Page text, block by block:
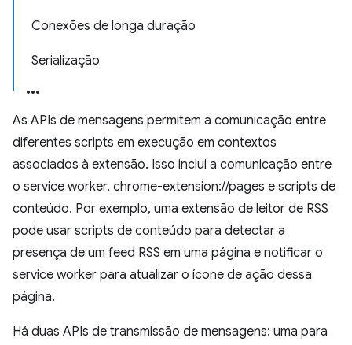
Conexões de longa duração
Serialização
As APIs de mensagens permitem a comunicação entre
diferentes scripts em execução em contextos
associados à extensão. Isso inclui a comunicação entre
o service worker, chrome-extension://pages e scripts de
conteúdo. Por exemplo, uma extensão de leitor de RSS
pode usar scripts de conteúdo para detectar a
presença de um feed RSS em uma página e notificar o
service worker para atualizar o ícone de ação dessa
página.
Há duas APIs de transmissão de mensagens: uma para